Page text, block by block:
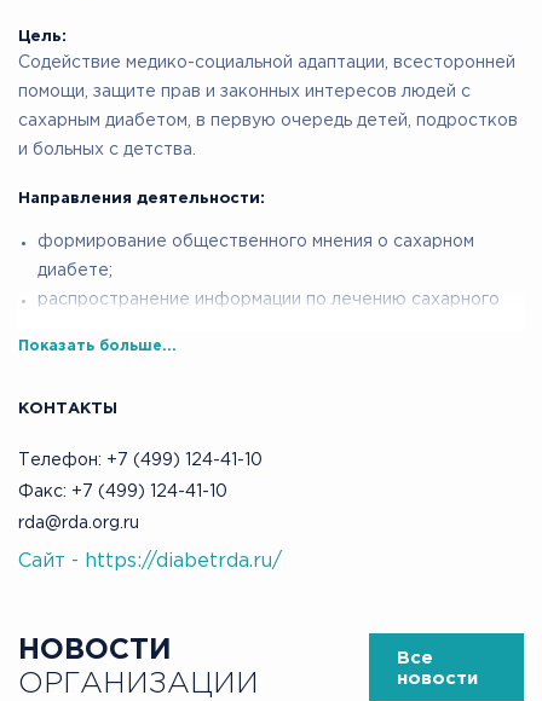
Цель:
Содействие медико-социальной адаптации, всесторонней
помощи, защите прав и законных интересов людей с
сахарным диабетом, в первую очередь детей, подростков
и больных с детства.
Направления деятельности:
формирование общественного мнения о сахарном
диабете;
распространение информации по лечению сахарного
Показать больше...
КОНТАКТЫ
Телефон: +7 (499) 124-41-10
Факс: +7 (499) 124-41-10
rda@rda.org.ru
Сайт - https://diabetrda.ru/
НОВОСТИ
ОРГАНИЗАЦИИ
Все
новости